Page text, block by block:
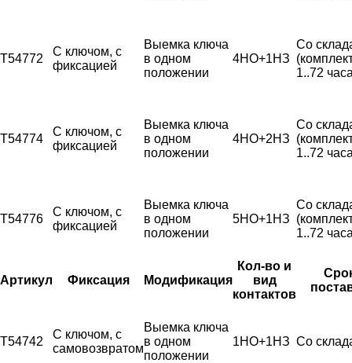
T54772
С ключом, с
фиксацией
Выемка ключа
в одном
положении
4НО+1НЗ
Со
1..72
T54774
С ключом, с
фиксацией
Выемка ключа
в одном
положении
4НО+2НЗ
Со
1..72
T54776
С ключом, с
фиксацией
Выемка ключа
в одном
положении
5НО+1НЗ
Со
1..72
Артикул Фиксация Модификация
Кол-во и
вид
контактов
T54742
С ключом, с
самовозвратом
Выемка ключа
в одном
положении
1НО+1НЗ Со